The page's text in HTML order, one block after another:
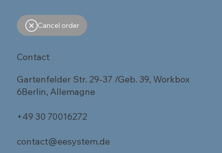
Cancel order
Contact
Gartenfelder Str. 29-37 /Geb. 39, Workbox
6Berlin, Allemagne
+49 30 70016272
contact@eesystem.de